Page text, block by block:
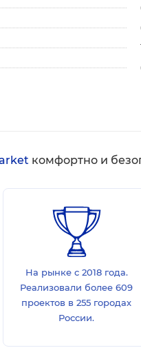
комфортно и
На рынке с 2018 года.
Реализовали более 609
проектов в 255 городах
России.